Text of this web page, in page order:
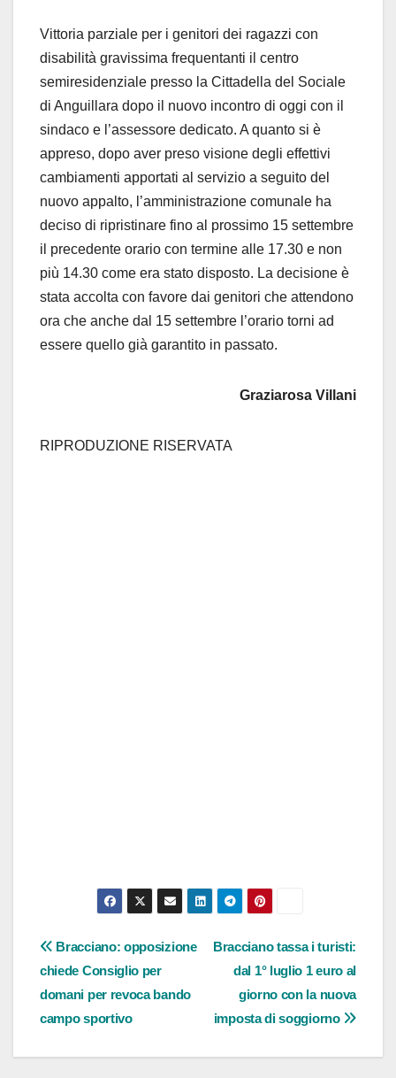
Vittoria parziale per i genitori dei ragazzi con
disabilità gravissima frequentanti il centro
semiresidenziale presso la Cittadella del Sociale
di Anguillara dopo il nuovo incontro di oggi con il
sindaco e l’assessore dedicato. A quanto si è
appreso, dopo aver preso visione degli effettivi
cambiamenti apportati al servizio a seguito del
nuovo appalto, l’amministrazione comunale ha
deciso di ripristinare fino al prossimo 15 settembre
il precedente orario con termine alle 17.30 e non
più 14.30 come era stato disposto. La decisione è
stata accolta con favore dai genitori che attendono
ora che anche dal 15 settembre l’orario torni ad
essere quello già garantito in passato.
Graziarosa Villani
RIPRODUZIONE RISERVATA
Navigazione
articoli
Bracciano tassa i turisti:
dal 1° luglio 1 euro al
giorno con la nuova
imposta di soggiorno
Bracciano: opposizione
chiede Consiglio per
domani per revoca bando
campo sportivo